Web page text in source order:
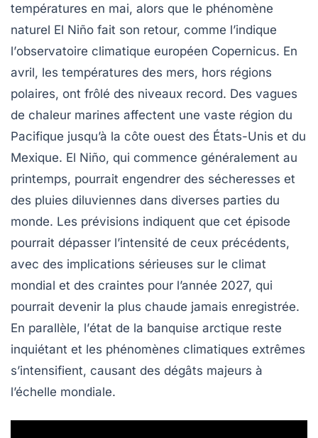
températures en mai, alors que le phénomène
naturel El Niño fait son retour, comme l’indique
l’observatoire climatique européen Copernicus. En
avril, les températures des mers, hors régions
polaires, ont frôlé des niveaux record. Des vagues
de chaleur marines affectent une vaste région du
Pacifique jusqu’à la côte ouest des États-Unis et du
Mexique. El Niño, qui commence généralement au
printemps, pourrait engendrer des sécheresses et
des pluies diluviennes dans diverses parties du
monde. Les prévisions indiquent que cet épisode
pourrait dépasser l’intensité de ceux précédents,
avec des implications sérieuses sur le climat
mondial et des craintes pour l’année 2027, qui
pourrait devenir la plus chaude jamais enregistrée.
En parallèle, l’état de la banquise arctique reste
inquiétant et les phénomènes climatiques extrêmes
s’intensifient, causant des dégâts majeurs à
l’échelle mondiale.